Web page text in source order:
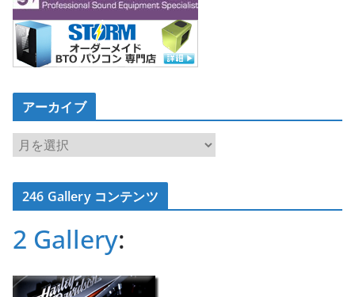
アーカイブ
ア
ー
カ
イ246 Gallery コンテンツ
2 Gallery: